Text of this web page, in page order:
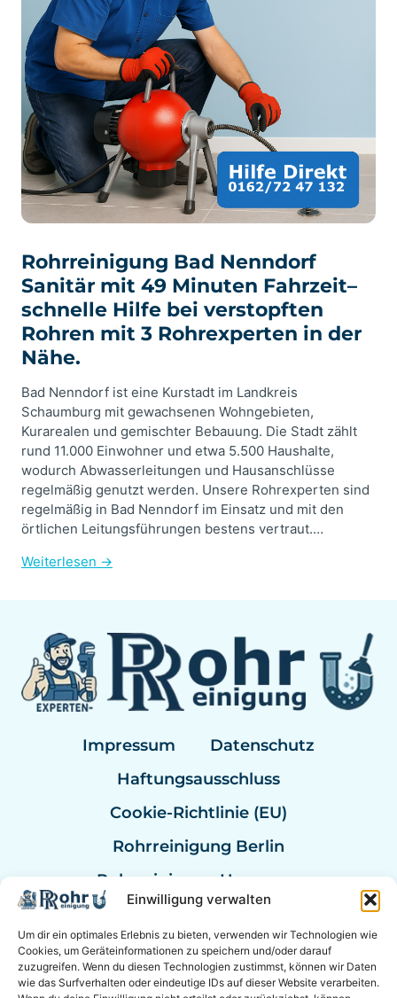
Einwilligung verwalten
Um dir ein optimales Erlebnis zu bieten, verwenden wir Technologien wie
Cookies, um Geräteinformationen zu speichern und/oder darauf
zuzugreifen. Wenn du diesen Technologien zustimmst, können wir Daten
wie das Surfverhalten oder eindeutige IDs auf dieser Website verarbeiten.
Rohrreinigung Bad Nenndorf
Sanitär mit 49 Minuten Fahrzeit–
schnelle Hilfe bei verstopften
Rohren mit 3 Rohrexperten in der
Nähe.
Bad Nenndorf ist eine Kurstadt im Landkreis
Schaumburg mit gewachsenen Wohngebieten,
Kurarealen und gemischter Bebauung. Die Stadt zählt
rund 11.000 Einwohner und etwa 5.500 Haushalte,
wodurch Abwasserleitungen und Hausanschlüsse
regelmäßig genutzt werden. Unsere Rohrexperten sind
regelmäßig in Bad Nenndorf im Einsatz und mit den
örtlichen Leitungsführungen bestens vertraut.…
Weiterlesen →
Impressum
Datenschutz
Haftungsausschluss
Cookie-Richtlinie (EU)
Rohrreinigung Berlin
Rohrreinigung Hannover
Rohrreinigung Bremen
Rohrreinigung Kassel
Rohrreinigung Mannheim